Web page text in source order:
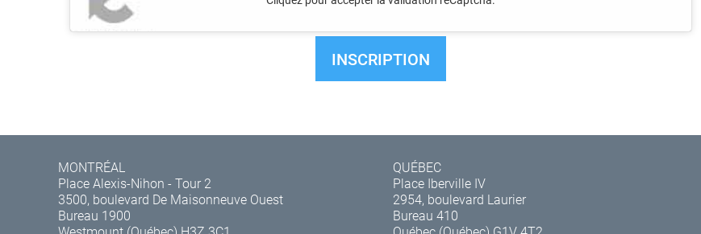
MONTRÉAL
Place Alexis-Nihon - Tour 2
3500, boulevard De Maisonneuve Ouest
Bureau 1900
QUÉBEC
Place Iberville IV
2954, boulevard Laurier
Bureau 410